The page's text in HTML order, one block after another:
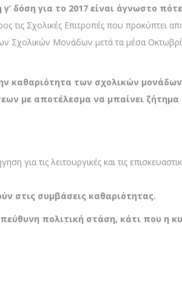
δόση για το 2017 είναι άγνωστο
Σχολικές Επιτροπές που προκύπτει
Σχολικών Μονάδων μετά τα μέσα
καθαριότητα των σχολικών
με αποτέλεσμα να μπαίνει ζήτημα
για τις λειτουργικές και τις
στις συμβάσεις καθαριότητας.
πολιτική στάση, κάτι που η